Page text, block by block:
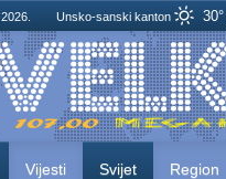
Unsko-sanski kanton
Vijesti Svijet Region